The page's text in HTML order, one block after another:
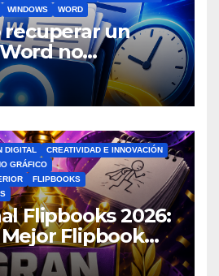
WINDOWS WORD
un
no
de entrar en
DIGITAL
CREATIVIDAD E INNOVACIÓN
GRÁFICO
FLIPBOOKS
Flipbooks 2026:
Flipbook